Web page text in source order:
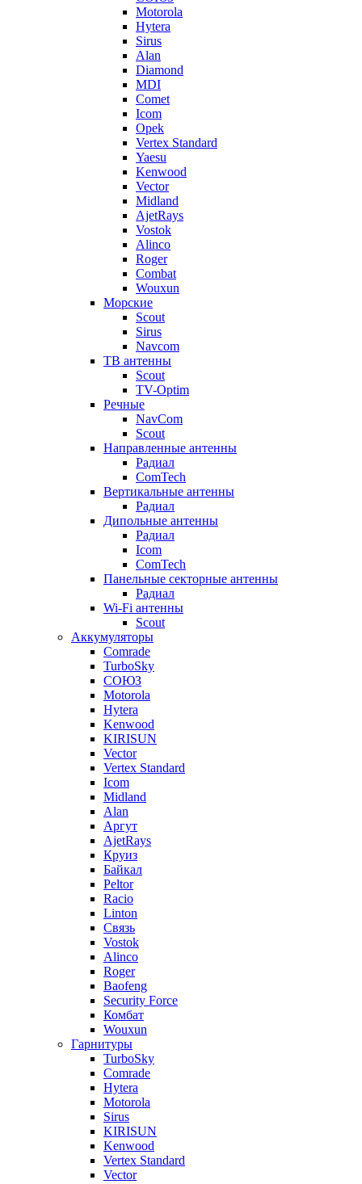
Motorola
Hytera
Sirus
Alan
Diamond
MDI
Comet
Icom
Opek
Vertex Standard
Yaesu
Kenwood
Vector
Midland
AjetRays
Vostok
Alinco
Roger
Combat
Wouxun
Морские
Scout
Sirus
Navcom
ТВ антенны
Scout
TV-Optim
Речные
NavCom
Scout
Направленные антенны
Радиал
ComTech
Вертикальные антенны
Радиал
Дипольные антенны
Радиал
Icom
ComTech
Панельные секторные антенны
Радиал
Wi-Fi антенны
Scout
Аккумуляторы
Comrade
TurboSky
СОЮЗ
Motorola
Hytera
Kenwood
KIRISUN
Vector
Vertex Standard
Icom
Midland
Alan
Аргут
AjetRays
Круиз
Байкал
Peltor
Racio
Linton
Связь
Vostok
Alinco
Roger
Baofeng
Security Force
Комбат
Wouxun
Гарнитуры
TurboSky
Comrade
Hytera
Motorola
Sirus
KIRISUN
Kenwood
Vertex Standard
Vector